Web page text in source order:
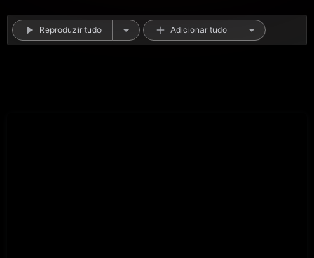
Reproduzir tudo Adicionar tudo